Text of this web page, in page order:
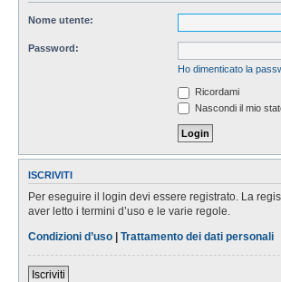
Nome utente:
Password:
Ho dimenticato la
Ricordami
Nascondi il mio
ISCRIVITI
Per eseguire il login devi essere registrato. La
aver letto i termini d’uso e le varie regole.
Condizioni d’uso | Trattamento dei dati personali
Iscriviti